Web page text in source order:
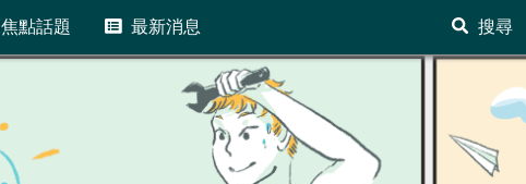
焦點話題 最新消息 搜尋